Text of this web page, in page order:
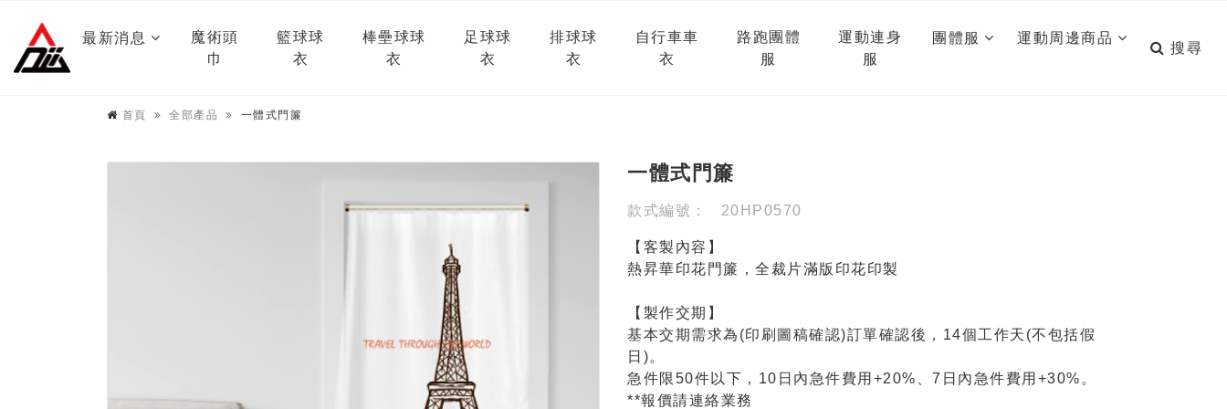
最新消息
魔術頭
巾
籃球球
衣
棒壘球球
衣
足球球
衣
排球球
衣
自行車車
衣
路跑團體
服
運動連身
服
團體服 運動周邊商品
搜尋
首頁 全部產品 一體式門簾
一體式門簾
款式編號： 20HP0570
【客製內容】
熱昇華印花門簾，全裁片滿版印花印製
【製作交期】
基本交期需求為(印刷圖稿確認)訂單確認後，14個工作天(不包括假
日)。
急件限50件以下，10日內急件費用+20%、7日內急件費用+30%。
**報價請連絡業務